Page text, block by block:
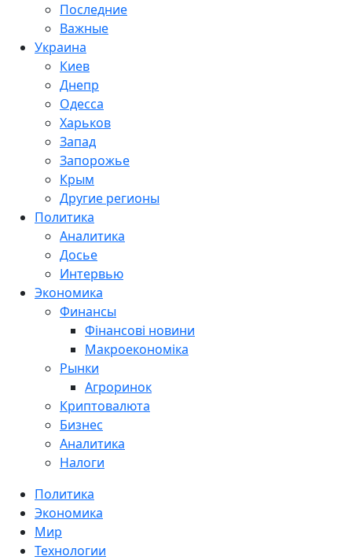
Последние
Важные
Украина
Киев
Днепр
Одесса
Харьков
Запад
Запорожье
Крым
Другие регионы
Политика
Аналитика
Досье
Интервью
Экономика
Финансы
Фінансові новини
Макроекономіка
Рынки
Агроринок
Криптовалюта
Бизнес
Аналитика
Налоги
Политика
Экономика
Мир
Технологии